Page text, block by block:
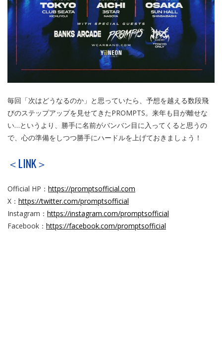
毎回「次はどうなるのか」と思っていたら、予想を越える数段飛
びのステップアップを見せてきたPROMPTS。来年も目が離せな
い…というより、勝手に名前がバンバン目に入ってくると思うの
で、心の準備をしつつ勝手にハードルを上げておきましょう！
＜LINK＞
Official HP： https://promptsofficial.com
X： https://twitter.com/promptsofficial
Instagram： https://instagram.com/promptsofficial
Facebook： https://facebook.com/promptsofficial